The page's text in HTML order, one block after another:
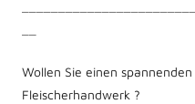
Wollen Sie einen
Fleischerhandwerk ?